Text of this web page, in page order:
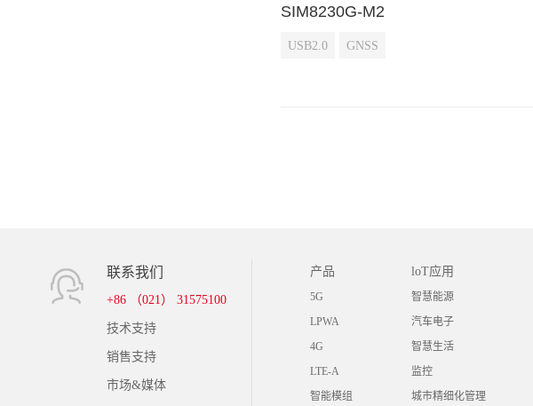
SIM8230G-M2
USB2.0 GNSS
联系我们
+86 （021） 31575100
技术支持
销售支持
市场&媒体
产品
5G
LPWA
4G
LTE-A
智能模组
loT应用
智慧能源
汽车电子
智慧生活
监控
城市精细化管理